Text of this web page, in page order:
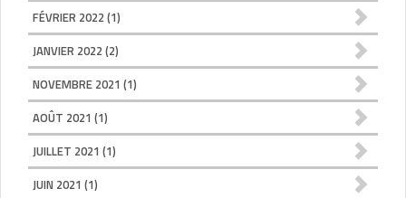
FÉVRIER 2022 (1)
JANVIER 2022 (2)
NOVEMBRE 2021 (1)
AOÛT 2021 (1)
JUILLET 2021 (1)
JUIN 2021 (1)